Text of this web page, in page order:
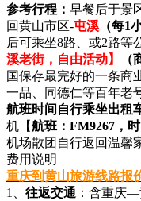
参考行程： 早餐后于景
回黄山市区-屯溪 （每1
后可乘坐8路、或2路等
溪老街，自由活动】
国保存最完好的一条商
一品、同德仁等百年老
航班时间自行乘坐出租
机【航班：FM9267，
机场散团自行返回温馨
费用说明
重庆到黄山旅游线路报
1、 往返交通 ：含重庆